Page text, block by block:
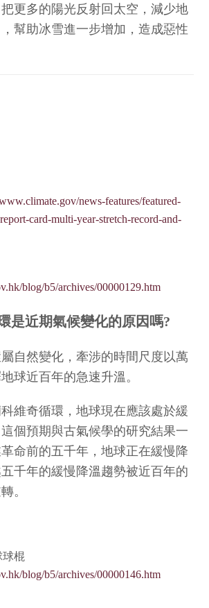
更多的陽光反射回太空，減少地
幫助冰雪進一步增加，造成惡性
news-features/featured-
card-multi-year-stretch-record-and-
blog/b5/archives/00000129.htm
是近期氣候變化的原因嗎?
自然變化，牽涉的時間尺度以萬
球近百年的急速升溫。
維奇循環，地球現在應該處於緩
個預期與古氣候學的研究結果一
命前的五千年，地球正在緩慢降
千年的緩慢降溫趨勢被近百年的
。
球棍
blog/b5/archives/00000146.htm